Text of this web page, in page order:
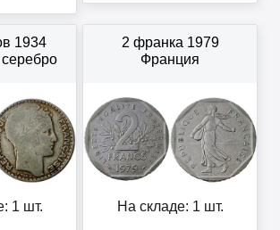
1934
1 шт.
2 франка 1979
Франция
На складе: 1 шт.